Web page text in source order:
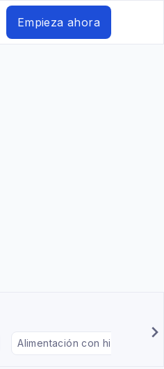
Empieza ahora
Alimentación con